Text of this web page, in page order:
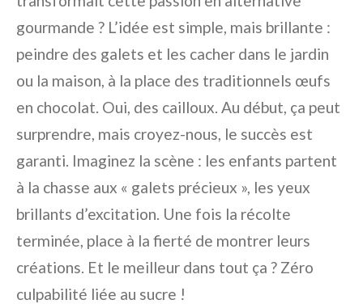
gourmande ? L’idée est simple, mais brillante :
peindre des galets et les cacher dans le jardin
ou la maison, à la place des traditionnels œufs
en chocolat. Oui, des cailloux. Au début, ça peut
surprendre, mais croyez-nous, le succès est
garanti. Imaginez la scène : les enfants partent
à la chasse aux « galets précieux », les yeux
brillants d’excitation. Une fois la récolte
terminée, place à la fierté de montrer leurs
créations. Et le meilleur dans tout ça ? Zéro
culpabilité liée au sucre !